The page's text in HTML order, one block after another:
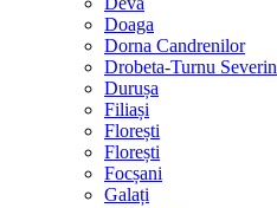
Doaga
Dorna Candrenilor
Drobeta-Turnu Severin
Durușa
Filiași
Florești
Florești
Focșani
Galați